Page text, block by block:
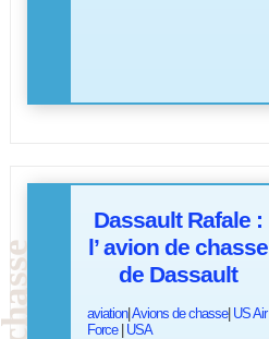
Dassault Rafale :
l’ avion de chasse
de Dassault
aviation| Avions de chasse| US Air
Force| USA